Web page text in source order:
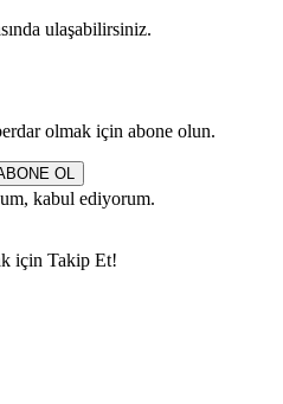
ulaşabilirsiniz.
olmak için abone olun.
OL
kabul ediyorum.
için Takip Et!